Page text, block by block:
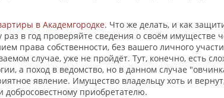
в Академгородке. Что же делать, и как
раз в год проверяйте сведения о своём имуществе
права собственности, без вашего личного
случае, уже не пройдёт. Тут, конечно, есть
а поход в ведомство, но в данном случае
явление. Имущество владельцу хоть и
приобретателю.